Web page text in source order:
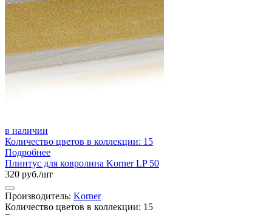
в наличии
Количество цветов в коллекции: 15
Подробнее
Плинтус для ковролина Korner LP 50
320 руб./шт
Производитель: Korner
Количество цветов в коллекции: 15